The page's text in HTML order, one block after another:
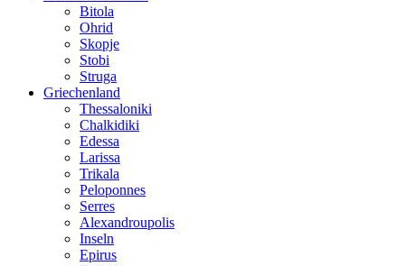
Bitola
Ohrid
Skopje
Stobi
Struga
Griechenland
Thessaloniki
Chalkidiki
Edessa
Larissa
Trikala
Peloponnes
Serres
Alexandroupolis
Inseln
Epirus